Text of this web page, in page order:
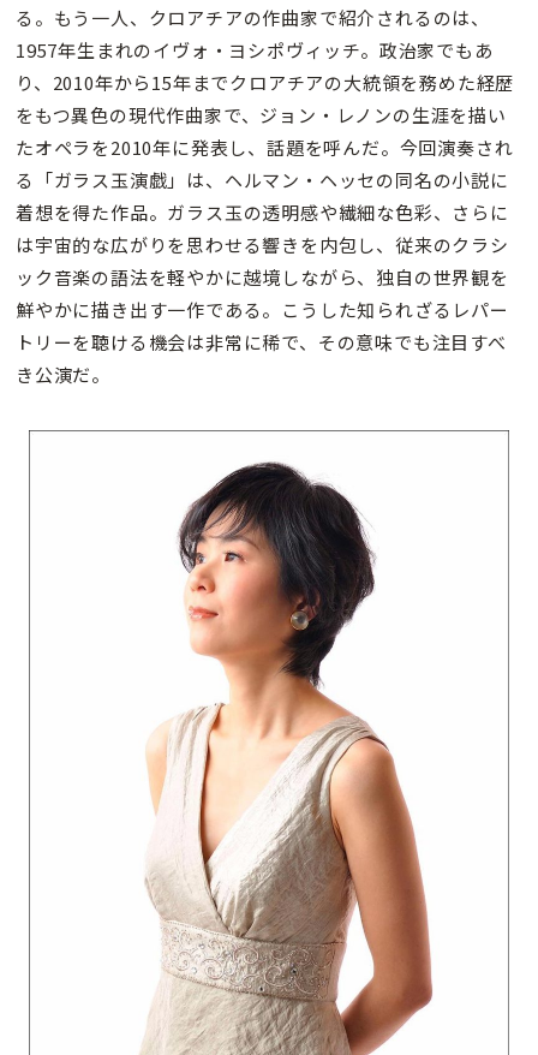
る。もう一人、クロアチアの作曲家で紹介されるのは、
1957年生まれのイヴォ・ヨシポヴィッチ。政治家でもあ
り、2010年から15年までクロアチアの大統領を務めた経歴
をもつ異色の現代作曲家で、ジョン・レノンの生涯を描い
たオペラを2010年に発表し、話題を呼んだ。今回演奏され
る「ガラス玉演戯」は、ヘルマン・ヘッセの同名の小説に
着想を得た作品。ガラス玉の透明感や繊細な色彩、さらに
は宇宙的な広がりを思わせる響きを内包し、従来のクラシ
ック音楽の語法を軽やかに越境しながら、独自の世界観を
鮮やかに描き出す一作である。こうした知られざるレパー
トリーを聴ける機会は非常に稀で、その意味でも注目すべ
き公演だ。